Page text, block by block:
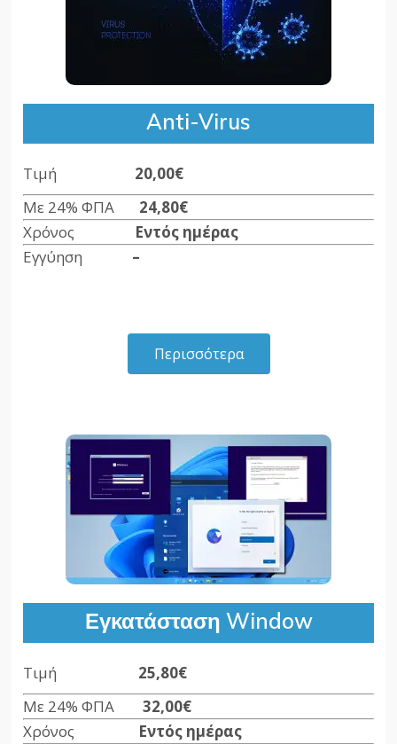
Anti-Virus
Τιμή
20,00€
Με 24% ΦΠΑ 24,80€
Χρόνος Εντός ημέρας
Εγγύηση
–
Περισσότερα
Εγκατάσταση Window
Τιμή
25,80€
Με 24% ΦΠΑ32,00€
Χρόνος Εντός ημέρας